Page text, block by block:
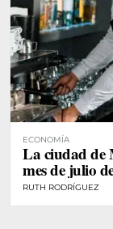
ECONOMÍA
La ciudad de
mes de julio
RUTH RODRÍGUEZ